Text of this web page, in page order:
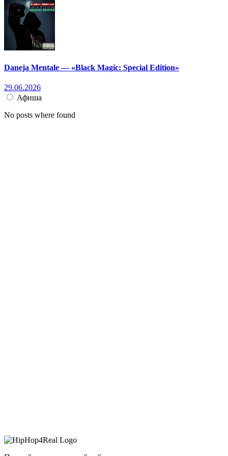
Daneja Mentale — «Black Magic: Special Edition»
29.06.2026
Афиша
No posts where found